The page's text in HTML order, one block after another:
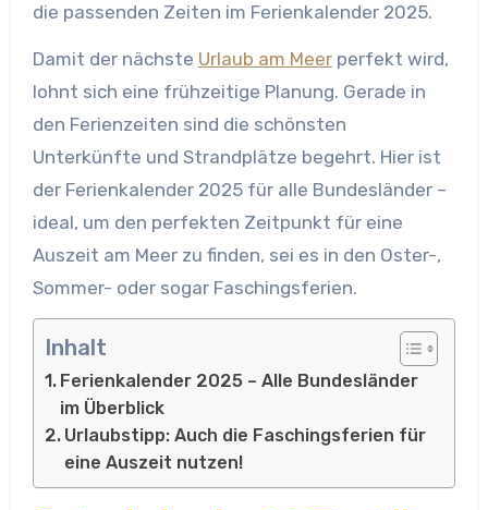
die passenden Zeiten im Ferienkalender 2025.
Damit der nächste Urlaub am Meerperfekt wird,
lohnt sich eine frühzeitige Planung. Gerade in
den Ferienzeiten sind die schönsten
Unterkünfte und Strandplätze begehrt. Hier ist
der Ferienkalender 2025 für alle Bundesländer –
ideal, um den perfekten Zeitpunkt für eine
Auszeit am Meer zu finden, sei es in den Oster-,
Sommer- oder sogar Faschingsferien.
Inhalt
Ferienkalender 2025 – Alle Bundesländer
im Überblick
Urlaubstipp: Auch die Faschingsferien für
eine Auszeit nutzen!